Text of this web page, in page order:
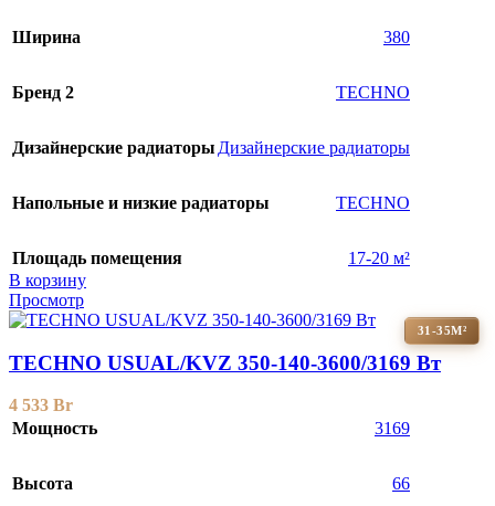
Ширина 380
Бренд 2 TECHNO
Дизайнерские радиаторы Дизайнерские радиаторы
Напольные и низкие радиаторы TECHNO
Площадь помещения
17-20 м²
В корзину
Просмотр
31-35М²
TECHNO USUAL/KVZ 350-140-3600/3169 Вт
4 533 Br
Мощность
3169
Высота 66